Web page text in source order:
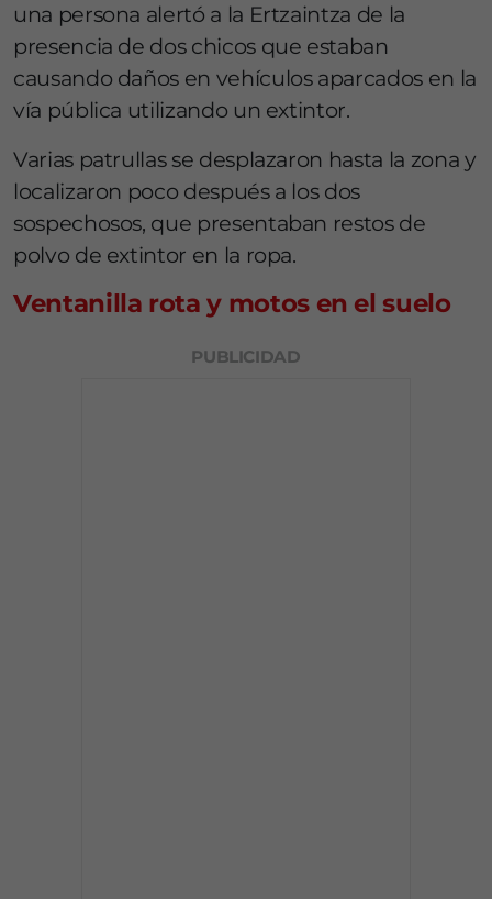
una persona alertó a la Ertzaintza de la
presencia de dos chicos que estaban
causando daños en vehículos aparcados en la
vía pública utilizando un extintor.
Varias patrullas se desplazaron hasta la zona y
localizaron poco después a los dos
sospechosos, que presentaban restos de
polvo de extintor en la ropa.
Ventanilla rota y motos en el suelo
PUBLICIDAD